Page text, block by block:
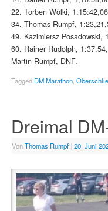
22. Torben Wölki,
34. Thomas Rumpf,
49. Kazimiersz Posadowski,
60. Rainer Rudolph,
Martin Rumpf, DNF.
Tagged DM Marathon,
Dreimal
VonThomas Rumpf | 20. Juni